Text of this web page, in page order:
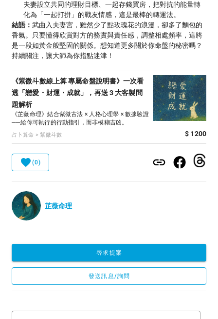
夫妻設立共同的理財目標、一起存錢買房，把對抗的能量轉
化為「一起打拼」的戰友情感，這是最棒的轉運法。
結語： 武曲入夫妻宮，雖然少了點玫瑰花的浪漫，卻多了麵包的
香氣。只要懂得欣賞對方的務實與責任感，調整相處頻率，這將
是一段如黃金般堅固的關係。想知道更多關於你命盤的秘密嗎？
持續關注，讓大師為你指點迷津！
《紫微斗數線上算 專屬命盤說明書》一次看
透「戀愛・財運・成就」，再送 3 大客製問
題解析
《芷薇命理》結合紫微古法 × 人格心理學 × 數據驗證
──給你可執行的行動指引，而非模糊吉凶。
占卜算命 > 紫微斗數 $ 1200
(0)
芷薇命理
尋求提案
發送訊息/詢問